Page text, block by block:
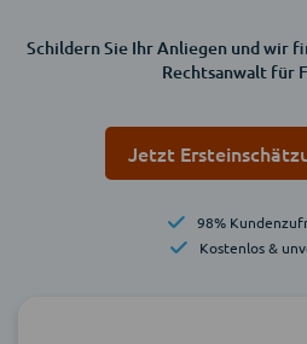
Schildern Sie Ihr Anliegen und wir
Rechtsanwalt für
Jetzt
98%
Kostenlos &